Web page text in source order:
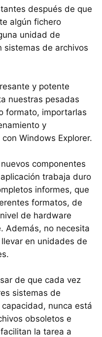
después de que
algún fichero
unidad de
sistemas de archivos
y potente
nuestras pesadas
formato, importarlas
y
Windows Explorer.
componentes
trabaja duro
informes, que
formatos, de
de hardware
Además, no necesita
en unidades de
de que cada vez
sistemas de
nunca está
obsoletos e
la tarea a